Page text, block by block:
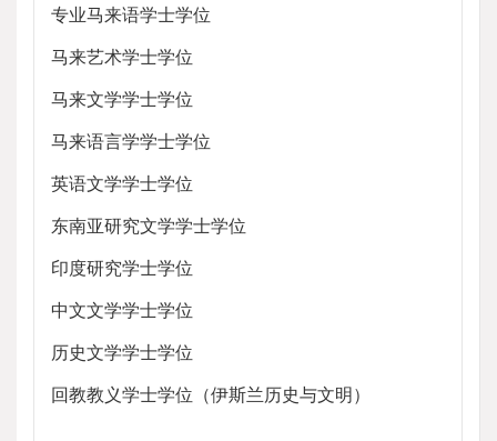
专业马来语学士学位
马来艺术学士学位
马来文学学士学位
马来语言学学士学位
英语文学学士学位
东南亚研究文学学士学位
印度研究学士学位
中文文学学士学位
历史文学学士学位
回教教义学士学位（伊斯兰历史与文明）